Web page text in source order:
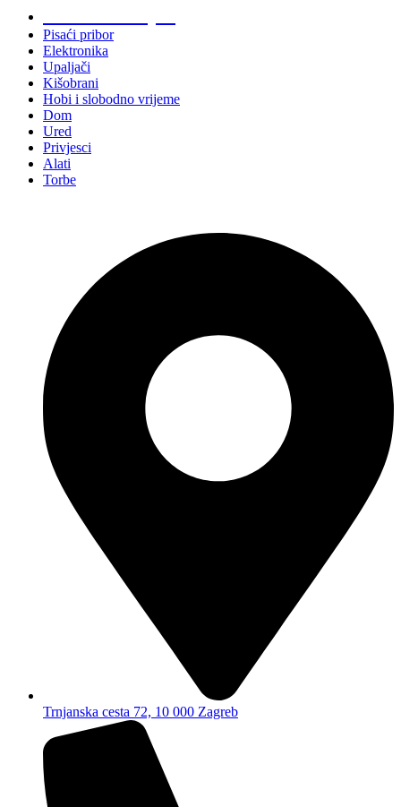
Pisaći pribor
Elektronika
Upaljači
Kišobrani
Hobi i slobodno vrijeme
Dom
Ured
Privjesci
Alati
Torbe
Trnjanska cesta 72, 10 000 Zagreb